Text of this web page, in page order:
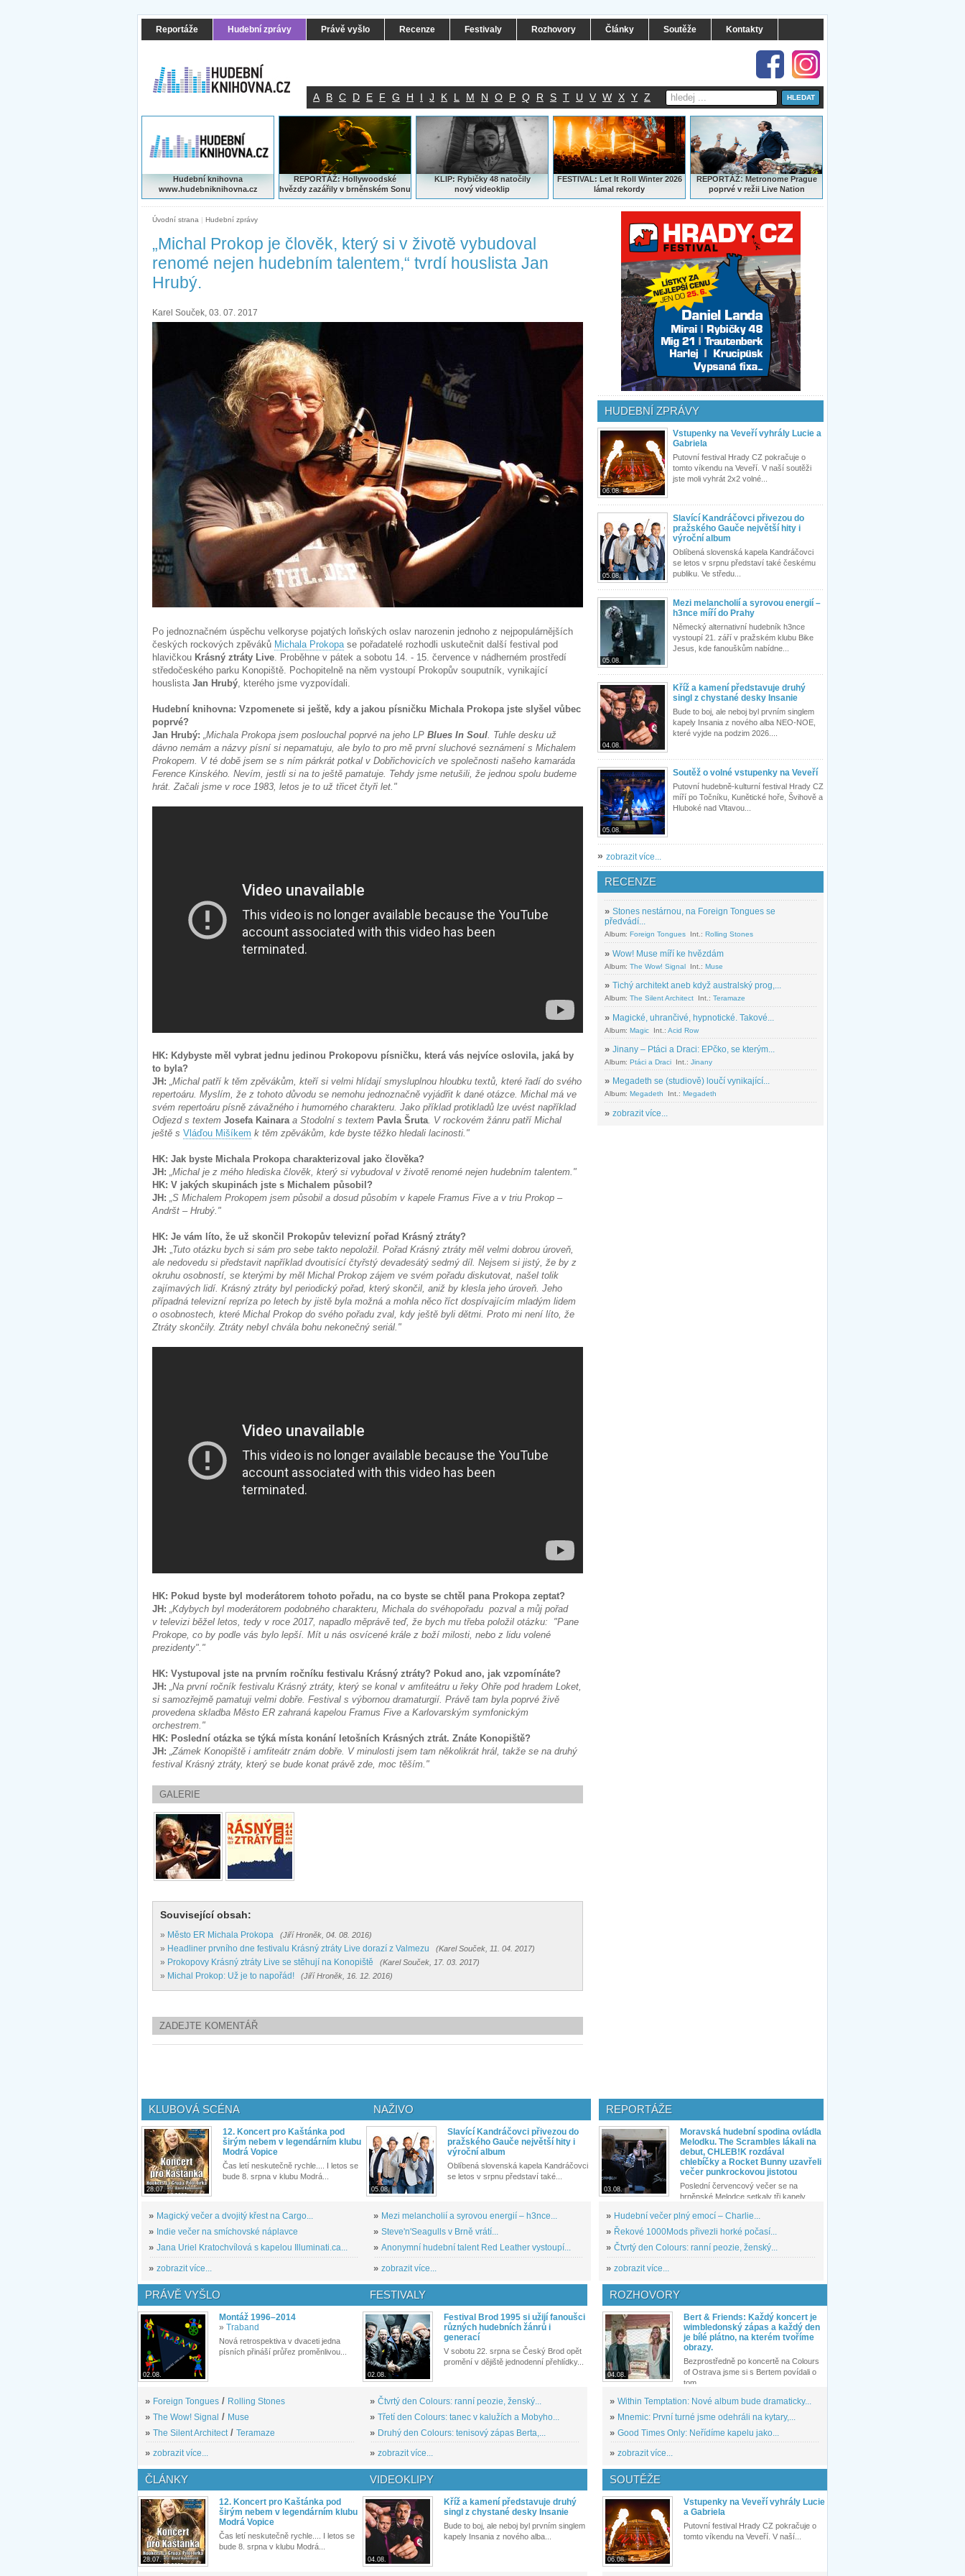
Reportáže Hudební zprávy Právě vyšlo Recenze Festivaly Rozhovory Články Soutěže Kontakty
A B C D E F G H I J K L M N O P Q R S T U V W X Y Z
Hudební knihovna
www.hudebniknihovna.cz
REPORTÁŽ: Hollywoodské
hvězdy zazářily v brněnském Sonu
KLIP: Rybičky 48 natočily
nový videoklip
FESTIVAL: Let It Roll Winter 2026
lámal rekordy
REPORTÁŽ:Metronome Prague
poprvé v režii Live Nation
Úvodní strana | Hudební zprávy
„Michal Prokop je člověk, který si v životě vybudoval
renomé nejen hudebním talentem,“ tvrdí houslista Jan
Hrubý.
Karel Souček, 03. 07. 2017
Po jednoznačném úspěchu velkoryse pojatých loňských oslav narozenin jednoho z nejpopulárnějších
českých rockových zpěváků Michala Prokopase pořadatelé rozhodli uskutečnit další festival pod
hlavičkou Krásný ztráty Live. Proběhne v pátek a sobotu 14. - 15. července v nádherném prostředí
středočeského parku Konopiště. Pochopitelně na něm vystoupí Prokopův souputník, vynikající
houslista Jan Hrubý, kterého jsme vyzpovídali.
Hudební knihovna: Vzpomenete si ještě, kdy a jakou písničku Michala Prokopa jste slyšel vůbec
poprvé?
Jan Hrubý: „Michala Prokopa jsem poslouchal poprvé na jeho LP Blues In Soul. Tuhle desku už
dávno nemám a názvy písní si nepamatuju, ale bylo to pro mě první sluchové seznámení s Michalem
Prokopem. V té době jsem se s ním párkrát potkal v Dobřichovicích ve společnosti našeho kamaráda
Ference Kinského. Nevím, jestli si na to ještě pamatuje. Tehdy jsme netušili, že jednou spolu budeme
hrát. Začali jsme v roce 1983, letos je to už třicet čtyři let."
HK: Kdybyste měl vybrat jednu jedinou Prokopovu písničku, která vás nejvíce oslovila, jaká by
to byla?
JH: „Michal patří k těm zpěvákům, kteří si velmi hlídají smysluplnou hloubku textů, které řadí do svého
repertoáru. Myslím, že z tohoto důvodu se nemohu jednoznačně vyjádřit k dané otázce. Michal má ve
svém repertoáru písně závažného i humorného charakteru. Jako příklad protikladů lze uvést například
Odjezd s textem Josefa Kainaraa Stodolní s textem Pavla Šruta. V rockovém žánru patří Michal
ještě s Vláďou Mišíkem k těm zpěvákům, kde byste těžko hledali lacinosti."
HK: Jak byste Michala Prokopa charakterizoval jako člověka?
JH: „Michal je z mého hlediska člověk, který si vybudoval v životě renomé nejen hudebním talentem."
HK: V jakých skupinách jste s Michalem působil?
JH: „S Michalem Prokopem jsem působil a dosud působím v kapele Framus Five a v triu Prokop –
Andršt – Hrubý."
HK: Je vám líto, že už skončil Prokopův televizní pořad Krásný ztráty?
JH: „Tuto otázku bych si sám pro sebe takto nepoložil. Pořad Krásný ztráty měl velmi dobrou úroveň,
ale nedovedu si představit například dvoutisící čtyřstý devadesátý sedmý díl. Nejsem si jistý, že by z
okruhu osobností, se kterými by měl Michal Prokop zájem ve svém pořadu diskutovat, našel tolik
zajímavých lidí. Krásný ztráty byl periodický pořad, který skončil, aniž by klesla jeho úroveň. Jeho
případná televizní repríza po letech by jistě byla možná a mohla něco říct dospívajícím mladým lidem
o osobnostech, které Michal Prokop do svého pořadu zval, kdy ještě byli dětmi. Proto mi není líto, že
Ztráty skončily. Ztráty nebyl chvála bohu nekonečný seriál."
HK: Pokud byste byl moderátorem tohoto pořadu, na co byste se chtěl pana Prokopa zeptat?
JH: „Kdybych byl moderátorem podobného charakteru, Michala do svéhopořadu pozval a můj pořad
v televizi běžel letos, tedy v roce 2017, napadlo měprávě teď, že bych mu třeba položil otázku: "Pane
Prokope, co by podle vás bylo lepší. Mít u nás osvícené krále z boží milosti, nebo z lidu volené
prezidenty"."
HK: Vystupoval jste na prvním ročníku festivalu Krásný ztráty? Pokud ano, jak vzpomínáte?
JH: „Na první ročník festivalu Krásný ztráty, který se konal v amfiteátru u řeky Ohře pod hradem Loket,
si samozřejmě pamatuji velmi dobře. Festival s výbornou dramaturgií. Právě tam byla poprvé živě
provedena skladba Město ER zahraná kapelou Framus Five a Karlovarským symfonickým
orchestrem."
HK: Poslední otázka se týká místa konání letošních Krásných ztrát. Znáte Konopiště?
JH: „Zámek Konopiště i amfiteátr znám dobře. V minulosti jsem tam několikrát hrál, takže se na druhý
festival Krásný ztráty, který se bude konat právě zde, moc těším."
GALERIE
Související obsah:
» Město ER Michala Prokopa (Jiří Hroněk, 04. 08. 2016)
» Headliner prvního dne festivalu Krásný ztráty Live dorazí z Valmezu (Karel Souček, 11. 04. 2017)
» Prokopovy Krásný ztráty Live se stěhují na Konopiště (Karel Souček, 17. 03. 2017)
» Michal Prokop: Už je to napořád! (Jiří Hroněk, 16. 12. 2016)
ZADEJTE KOMENTÁŘ
HUDEBNÍ ZPRÁVY
06.08.
Vstupenky na Veveří vyhrály Lucie a
Gabriela
Putovní festival Hrady CZ pokračuje o
tomto víkendu na Veveří. V naší soutěži
jste moli vyhrát 2x2 volné...
05.08.
Slavící Kandráčovci přivezou do
pražského Gauče největší hity i
výroční album
Oblíbená slovenská kapela Kandráčovci
se letos v srpnu představí také českému
publiku. Ve středu...
05.08.
Mezi melancholií a syrovou energií –
h3nce míří do Prahy
Německý alternativní hudebník h3nce
vystoupí 21. září v pražském klubu Bike
Jesus, kde fanouškům nabídne...
04.08.
Kříž a kamení představuje druhý
singl z chystané desky Insanie
Bude to boj, ale neboj byl prvním singlem
kapely Insania z nového alba NEO-NOE,
které vyjde na podzim 2026....
05.08.
Soutěž o volné vstupenky na Veveří
Putovní hudebně-kulturní festival Hrady CZ
míří po Točníku, Kunětické hoře, Švihově a
Hluboké nad Vltavou...
» zobrazit více...
RECENZE
» Stones nestárnou, na Foreign Tongues se
předvádí...
Album: Foreign Tongues Int.: Rolling Stones
» Wow! Muse míří ke hvězdám
Album: The Wow! Signal Int.: Muse
» Tichý architekt aneb když australský prog,...
Album: The Silent Architect Int.: Teramaze
» Magické, uhrančivé, hypnotické. Takové...
Album: Magic Int.: Acid Row
» Jinany – Ptáci a Draci: EPčko, se kterým...
Album: Ptáci a Draci Int.: Jinany
» Megadeth se (studiově) loučí vynikající...
Album: Megadeth Int.: Megadeth
» zobrazit více...
KLUBOVÁ SCÉNA
28.07.
12. Koncert pro Kaštánka pod
širým nebem v legendárním klubu
Modrá Vopice
Čas letí neskutečně rychle.... I letos se
bude 8. srpna v klubu Modrá...
» Magický večer a dvojitý křest na Cargo...
» Indie večer na smíchovské náplavce
» Jana Uriel Kratochvílová s kapelou Illuminati.ca...
» zobrazit více...
NAŽIVO
05.08.
Slavící Kandráčovci přivezou do
pražského Gauče největší hity i
výroční album
Oblíbená slovenská kapela Kandráčovci
se letos v srpnu představí také...
» Mezi melancholií a syrovou energií – h3nce...
» Steve'n'Seagulls v Brně vrátí...
» Anonymní hudební talent Red Leather vystoupí...
» zobrazit více...
REPORTÁŽE
03.08.
Moravská hudební spodina ovládla
Melodku. The Scrambles lákali na
debut, CHLEB!K rozdával
chlebíčky a Rocket Bunny uzavřeli
večer punkrockovou jistotou
Poslední červencový večer se na
brněnské Melodce setkaly tři kapely...
» Hudební večer plný emocí – Charlie...
» Řekové 1000Mods přivezli horké počasí...
» Čtvrtý den Colours: ranní peozie, ženský...
» zobrazit více...
PRÁVĚ VYŠLO
02.08.
Montáž 1996–2014
» Traband
Nová retrospektiva v dvaceti jedna
písních přináší průřez proměnlivou...
» Foreign Tongues / Rolling Stones
» The Wow! Signal / Muse
» The Silent Architect / Teramaze
» zobrazit více...
FESTIVALY
02.08.
Festival Brod 1995 si užijí fanoušci
různých hudebních žánrů i
generací
V sobotu 22. srpna se Český Brod opět
promění v dějiště jednodenní přehlídky...
» Čtvrtý den Colours: ranní peozie, ženský...
» Třetí den Colours: tanec v kalužích a Mobyho...
» Druhý den Colours: tenisový zápas Berta,...
» zobrazit více...
ROZHOVORY
04.08.
Bert & Friends: Každý koncert je
wimbledonský zápas a každý den
je bílé plátno, na kterém tvoříme
obrazy.
Bezprostředně po koncertě na Colours
of Ostrava jsme si s Bertem povídali o
tom,...
» Within Temptation: Nové album bude dramaticky...
» Mnemic: První turné jsme odehráli na kytary,...
» Good Times Only: Neřídíme kapelu jako...
» zobrazit více...
ČLÁNKY
28.07.
12. Koncert pro Kaštánka pod
širým nebem v legendárním klubu
Modrá Vopice
Čas letí neskutečně rychle.... I letos se
bude 8. srpna v klubu Modrá...
VIDEOKLIPY
04.08.
Kříž a kamení představuje druhý
singl z chystané desky Insanie
Bude to boj, ale neboj byl prvním singlem
kapely Insania z nového alba...
SOUTĚŽE
06.08.
Vstupenky na Veveří vyhrály Lucie
a Gabriela
Putovní festival Hrady CZ pokračuje o
tomto víkendu na Veveří. V naší...